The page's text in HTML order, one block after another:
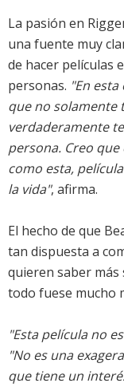
La pasión en
una fuente muy
de hacer películas
personas. "En
que no solamente
verdaderamente
persona. Creo
como esta,
la vida", afirma.
El hecho de que
tan dispuesta a
quieren saber más
todo fuese mucho
"Esta película no
"No es una
que tiene un